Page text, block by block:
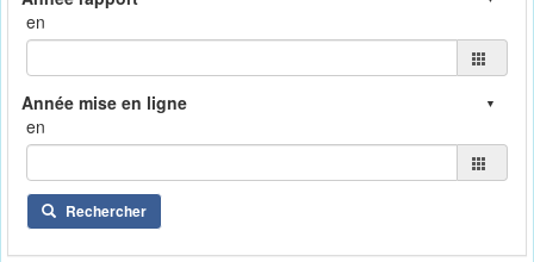
en
en
Rechercher